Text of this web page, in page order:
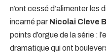
n’ont cessé d’alimenter les
incarné par Nicolai Cleve
points d’orgue de la série :
dramatique qui ont